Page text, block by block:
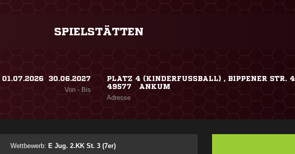
SPIELSTÄTTEN
01.07.2026 ​ 30.06.2027
Von - Bis
PLATZ 4 (KINDERFUSSBALL) , BIPPENER STR. 4
49577 ANKUM
Adresse
Wettbewerb: E Jug. 2.KK St. 3 (7er)